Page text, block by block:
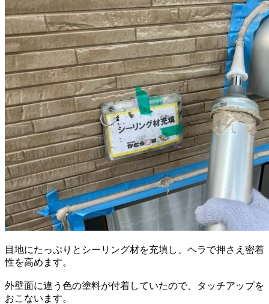
目地にたっぷりとシーリング材を充填し、ヘラで押さえ密着
性を高めます。
外壁面に違う色の塗料が付着していたので、タッチアップを
おこないます。